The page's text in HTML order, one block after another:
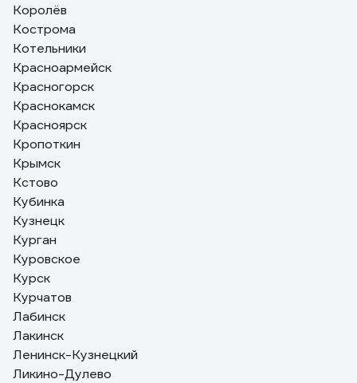
Королёв
Кострома
Котельники
Красноармейск
Красногорск
Краснокамск
Красноярск
Кропоткин
Крымск
Кстово
Кубинка
Кузнецк
Курган
Куровское
Курск
Курчатов
Лабинск
Лакинск
Ленинск-Кузнецкий
Ликино-Дулево